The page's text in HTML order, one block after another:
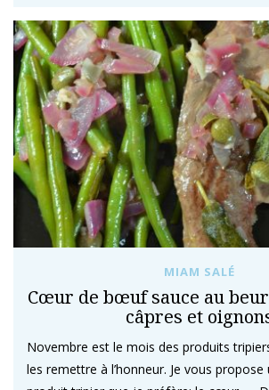
MIAM SALÉ
Cœur de bœuf sauce au
câpres et
Novembre est le mois des produits
les remettre à l’honneur. Je vous